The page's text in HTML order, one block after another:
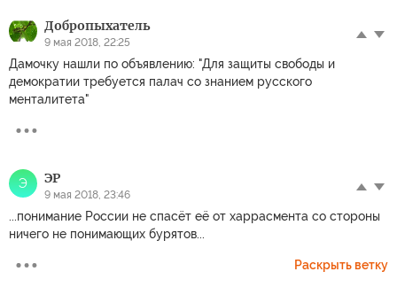
Добропыхатель
9 мая 2018, 22:25
Дамочку нашли по объявлению: "Для защиты свободы и
демократии требуется палач со знанием русского
менталитета"
Э ЭР
9 мая 2018, 23:46
...понимание России не спасёт её от харрасмента со стороны
ничего не понимающих бурятов...
Раскрыть ветку